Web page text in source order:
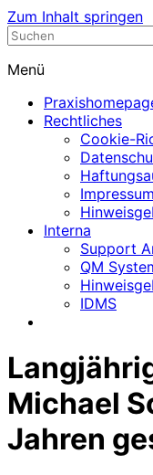
Zum Inhalt springen
Nephrologische
Menü
Rechtliches
Cookie-
Impressum
Interna
Support
QM
IDMS
Michael
Jahren